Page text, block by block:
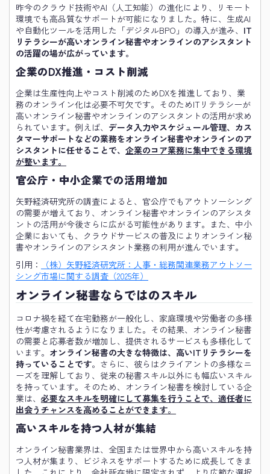
昨今のクラウド技術やAI（人工知能）の進化により、リモート
環境でも高品質なサポートが可能になりました。特に、生成AI
や自動化ツールを活用した「デジタルBPO」の導入が進み、 IT
リテラシーが高いオンライン秘書やオンラインのアシスタント
の活躍の場が広がっています。
企業のDX推進・コスト削減
企業は生産性向上やコスト削減のためDXを推進しており、業
務のオンライン化は必要不可欠です。そのためITリテラシーが
高いオンライン秘書やオンラインのアシスタントの活用が求め
られています。例えば、 データ入力やスケジュール管理、カス
タマーサポートなどの業務をオンライン秘書やオンラインのア
シスタントに任せることで、 企業のコア業務に集中できる環境
が整います。
官公庁・中小企業での活用増加
矢野経済研究所の調査によると、官公庁でもアウトソーシング
の需要が増えており、オンライン秘書やオンラインのアシスタ
ントの活用が今後さらに広がる可能性があります。また、中小
企業においても、クラウドサービスの普及によりオンライン秘
書やオンラインのアシスタント業務の利用が進んでいます。
引用：
（株）矢野経済研究所：人事・総務関連業務アウトソー
シング市場に関する調査（2025年）
オンライン秘書ならではのスキル
コロナ禍を経て在宅勤務が一般化し、家庭環境や労働者の多様
性が考慮されるようになりました。その結果、オンライン秘書
の需要と応募者数が増加し、提供されるサービスも多様化して
います。 オンライン秘書の大きな特徴は、高いITリテラシーを
持っていることです。さらに、彼らはクライアントの多様なニ
ーズを理解しており、従来の秘書スキル以外にも幅広いスキル
を持っています。そのため、オンライン秘書を検討している企
業は、 必要なスキルを明確にして募集を行うことで、適任者に
出会うチャンスを高めることができます。
高いスキルを持つ人材が集結
オンライン秘書業界は、全国または世界中から高いスキルを持
つ人材が集まり、ビジネスをサポートするために成長してきま